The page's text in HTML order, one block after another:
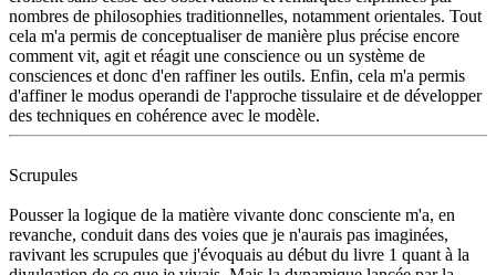
nombres de philosophies traditionnelles, notamment orientales. Tout
cela m'a permis de conceptualiser de manière plus précise encore
comment vit, agit et réagit une conscience ou un système de
consciences et donc d'en raffiner les outils. Enfin, cela m'a permis
d'affiner le modus operandi de l'approche tissulaire et de développer
des techniques en cohérence avec le modèle.
Scrupules
Pousser la logique de la matière vivante donc consciente m'a, en
revanche, conduit dans des voies que je n'aurais pas imaginées,
ravivant les scrupules que j'évoquais au début du livre 1 quant à la